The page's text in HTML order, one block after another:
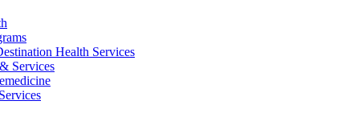
Health Services
Services